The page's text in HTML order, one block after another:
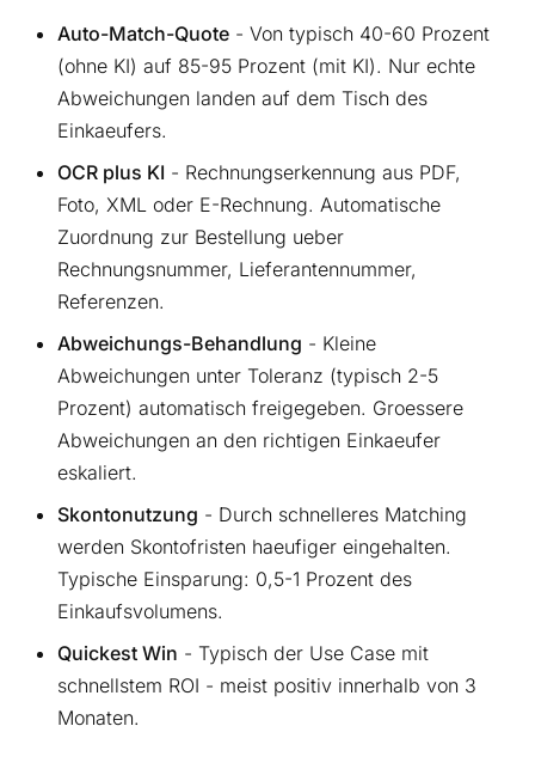
Auto-Match-Quote - Von typisch 40-60 Prozent
(ohne KI) auf 85-95 Prozent (mit KI). Nur echte
Abweichungen landen auf dem Tisch des
Einkaeufers.
OCR plus KI - Rechnungserkennung aus PDF,
Foto, XML oder E-Rechnung. Automatische
Zuordnung zur Bestellung ueber
Rechnungsnummer, Lieferantennummer,
Referenzen.
Abweichungs-Behandlung - Kleine
Abweichungen unter Toleranz (typisch 2-5
Prozent) automatisch freigegeben. Groessere
Abweichungen an den richtigen Einkaeufer
eskaliert.
Skontonutzung - Durch schnelleres Matching
werden Skontofristen haeufiger eingehalten.
Typische Einsparung: 0,5-1 Prozent des
Einkaufsvolumens.
Quickest Win - Typisch der Use Case mit
schnellstem ROI - meist positiv innerhalb von 3
Monaten.